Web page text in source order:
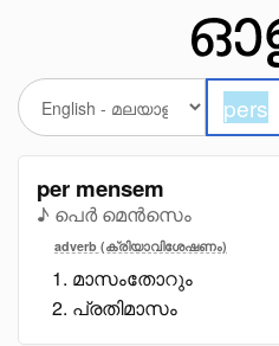
per mensem
♪ പെർ മെൻസെം
adverb (ക്രിയാവിശേഷണം)
മാസംതോറും
പ്രതിമാസം